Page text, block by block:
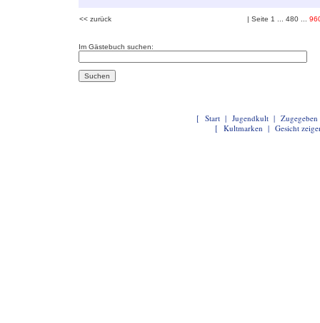
<< zurück | Seite 1 480
Im Gästebuch suchen:
[ Start | Jugendkult | Zugegeben
[ Kultmarken | Gesicht